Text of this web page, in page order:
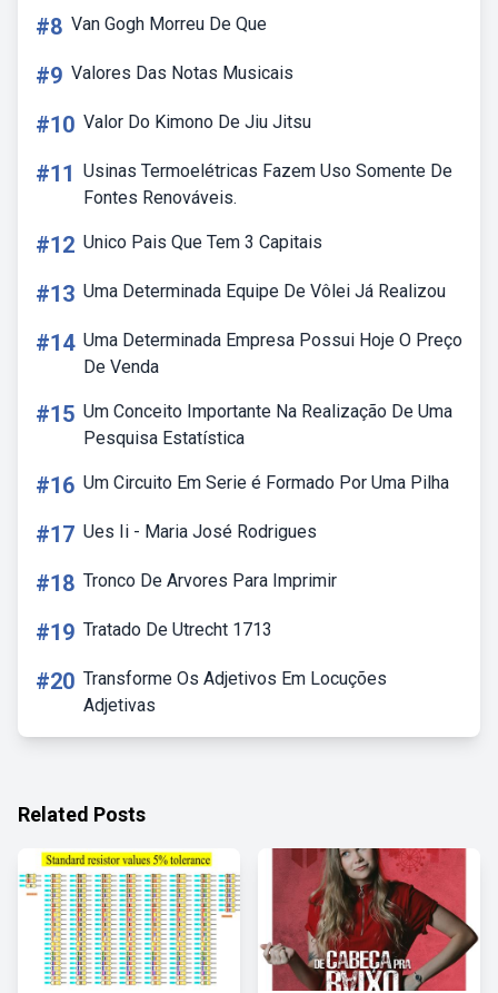
#8 Van Gogh Morreu De Que
#9 Valores Das Notas Musicais
#10 Valor Do Kimono De Jiu Jitsu
#11 Usinas Termoelétricas Fazem Uso Somente De
Fontes Renováveis.
#12 Unico Pais Que Tem 3 Capitais
#13 Uma Determinada Equipe De Vôlei Já Realizou
#14 Uma Determinada Empresa Possui Hoje O Preço
De Venda
#15 Um Conceito Importante Na Realização De Uma
Pesquisa Estatística
#16 Um Circuito Em Serie é Formado Por Uma Pilha
#17 Ues Ii - Maria José Rodrigues
#18 Tronco De Arvores Para Imprimir
#19 Tratado De Utrecht 1713
#20 Transforme Os Adjetivos Em Locuções
Adjetivas
Related Posts